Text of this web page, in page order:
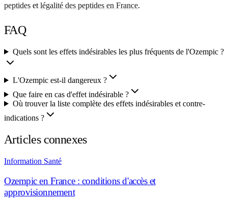
peptides et légalité des peptides en France.
FAQ
Quels sont les effets indésirables les plus fréquents de l'Ozempic ?
L'Ozempic est-il dangereux ?
Que faire en cas d'effet indésirable ?
Où trouver la liste complète des effets indésirables et contre-
indications ?
Articles connexes
Information Santé
Ozempic en France : conditions d'accès et
approvisionnement